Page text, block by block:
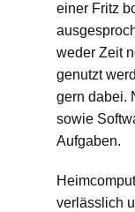
einer Fritz
weder Zeit
genutzt
gern dabei.
sowie
Aufgaben.
verlässlich